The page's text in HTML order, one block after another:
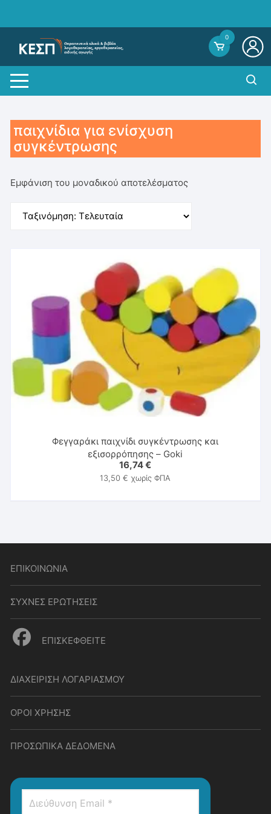
0
παιχνίδια για ενίσχυση
συγκέντρωσης
Εμφάνιση του μοναδικού αποτελέσματος
Φεγγαράκι παιχνίδι συγκέντρωσης και
εξισορρόπησης – Goki
16,74€
13,50€ χωρίς ΦΠΑ
ΕΠΙΚΟΙΝΩΝΙΑ
ΣΥΧΝΕΣ ΕΡΩΤΗΣΕΙΣ
ΕΠΙΣΚΕΦΘΕΙΤΕ
ΔΙΑΧΕΙΡΙΣΗ ΛΟΓΑΡΙΑΣΜΟΥ
ΟΡΟΙ ΧΡΗΣΗΣ
ΠΡΟΣΩΠΙΚΑ ΔΕΔΟΜΕΝΑ